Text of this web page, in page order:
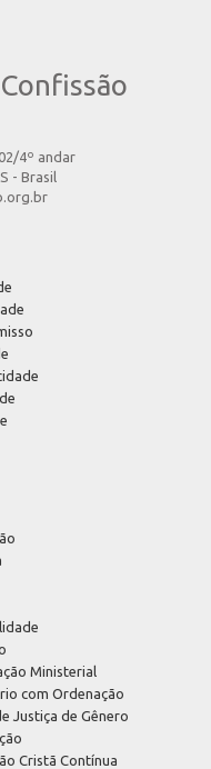
4º andar
- Brasil
Ministerial
com Ordenação
Justiça de Gênero
Cristã Contínua